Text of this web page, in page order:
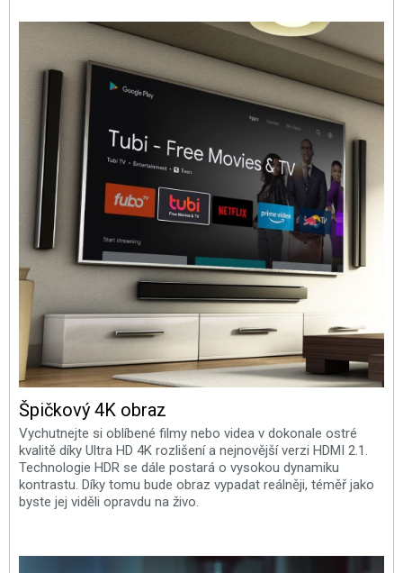
Špičkový 4K obraz
Vychutnejte si oblíbené filmy nebo videa v dokonale ostré
kvalitě díky Ultra HD 4K rozlišení a nejnovější verzi HDMI 2.1.
Technologie HDR se dále postará o vysokou dynamiku
kontrastu. Díky tomu bude obraz vypadat reálněji, téměř jako
byste jej viděli opravdu na živo.